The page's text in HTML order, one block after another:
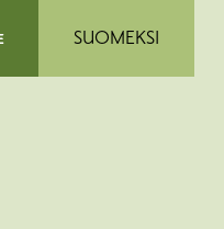
SUOMEKSI